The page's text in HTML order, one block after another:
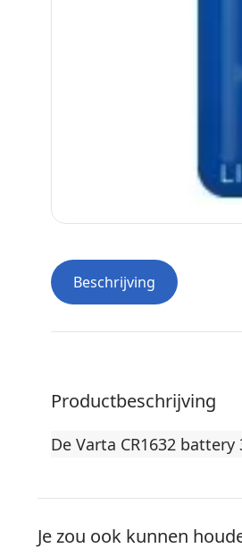
Beschrijving
Productbeschrijving
De Varta CR1632
Je zou ook kunnen